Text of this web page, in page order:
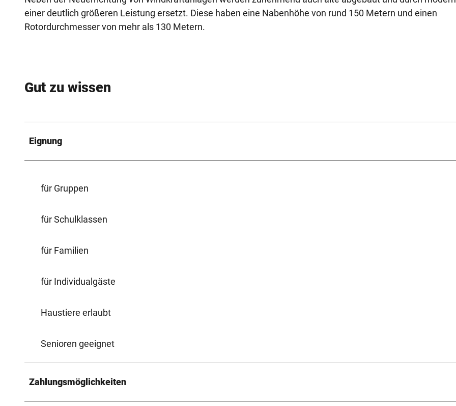
einer deutlich größeren Leistung ersetzt. Diese haben eine Nabenhöhe von rund 150 Metern und einen
Rotordurchmesser von mehr als 130 Metern.
Gut zu wissen
Eignung
für Gruppen
für Schulklassen
für Familien
für Individualgäste
Haustiere erlaubt
Senioren geeignet
Zahlungsmöglichkeiten